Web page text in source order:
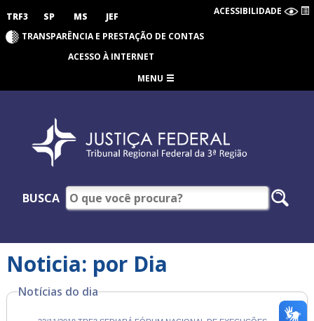
TRF3 SP MS JEF ACESSIBILIDADE
TRANSPARÊNCIA E PRESTAÇÃO DE CONTAS
ACESSO À INTERNET
MENU
BUSCA
Noticia: por Dia
Notícias do dia